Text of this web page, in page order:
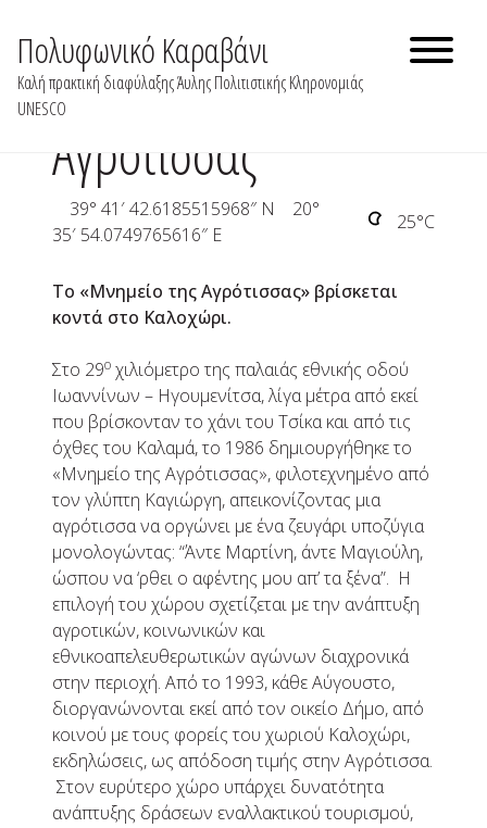
content
Πολυφωνικό Καραβάνι
Καλή πρακτική διαφύλαξης Άυλης Πολιτιστικής Κληρονομιάς
UNESCOΚαλοχώρι, Μνημείο
Αγρότισσας
39° 41′ 42.6185515968″ N 20°
35′ 54.0749765616″ E
25°C
Το «Μνημείο της Αγρότισσας» βρίσκεται
κοντά στο Καλοχώρι.
Στο 29ο χιλιόμετρο της παλαιάς εθνικής οδού
Ιωαννίνων – Ηγουμενίτσα, λίγα μέτρα από εκεί
που βρίσκονταν το χάνι του Τσίκα και από τις
όχθες του Καλαμά, το 1986 δημιουργήθηκε το
«Μνημείο της Αγρότισσας», φιλοτεχνημένο από
τον γλύπτη Καγιώργη, απεικονίζοντας μια
αγρότισσα να οργώνει με ένα ζευγάρι υποζύγια
μονολογώντας: “Άντε Μαρτίνη, άντε Μαγιούλη,
ώσπου να ‘ρθει ο αφέντης μου απ’ τα ξένα”. Η
επιλογή του χώρου σχετίζεται με την ανάπτυξη
αγροτικών, κοινωνικών και
εθνικοαπελευθερωτικών αγώνων διαχρονικά
στην περιοχή. Από το 1993, κάθε Αύγουστο,
διοργανώνονται εκεί από τον οικείο Δήμο, από
κοινού με τους φορείς του χωριού Καλοχώρι,
εκδηλώσεις, ως απόδοση τιμής στην Αγρότισσα.
Στον ευρύτερο χώρο υπάρχει δυνατότητα
ανάπτυξης δράσεων εναλλακτικού τουρισμού,